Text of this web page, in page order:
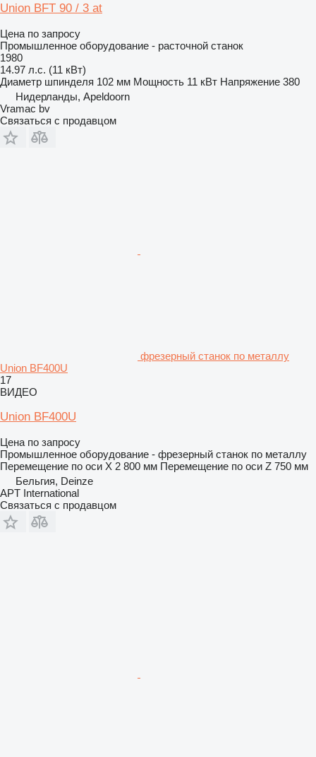
Union BFT 90 / 3 at
Цена по запросу
Промышленное оборудование - расточной станок
1980
14.97 л.с. (11 кВт)
Диаметр шпинделя 102 мм Мощность 11 кВт Напряжение 380
Нидерланды, Apeldoorn
Vramac bv
Связаться с продавцом
фрезерный станок по металлу
Union BF400U
17
ВИДЕО
Union BF400U
Цена по запросу
Промышленное оборудование - фрезерный станок по металлу
Перемещение по оси X 2 800 мм Перемещение по оси Z 750 мм
Бельгия, Deinze
APT International
Связаться с продавцом